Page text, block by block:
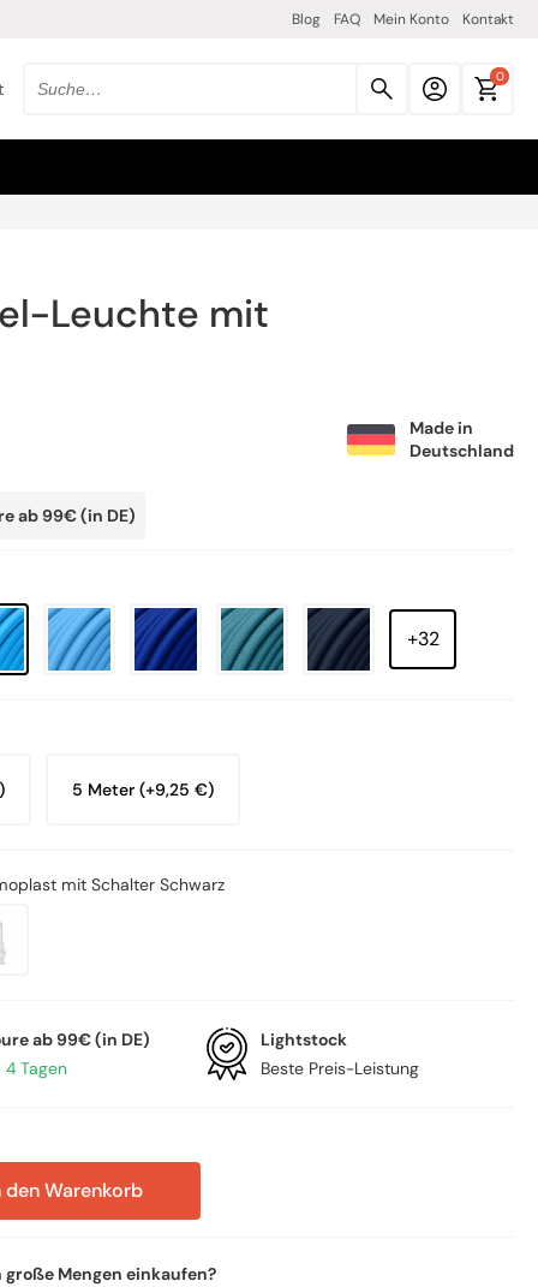
Blog FAQ Mein Konto Kontakt
Suche
produkten:
0
Leuchte mit
ab 99€ (in DE)
Made in
Deutschland
+32
5 Meter (+9,25 €)
mit Schalter Schwarz
ab 99€ (in DE)
4 Tagen
Lightstock
Beste Preis-Leistung
den Warenkorb
Mengen einkaufen?